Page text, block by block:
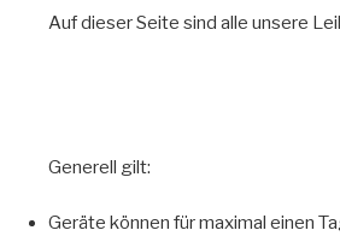
Auf dieser Seite sind alle unsere
Generell gilt:
Geräte können für maximal einen